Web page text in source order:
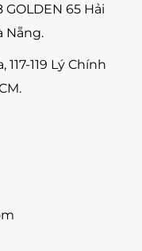
GOLDEN 65 Hải
Nẵng.
119 Lý Chính